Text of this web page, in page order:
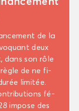
de la
deux
dans son rôle
règle de ne fi­
li­mi­tée.
fé­
im­pose des